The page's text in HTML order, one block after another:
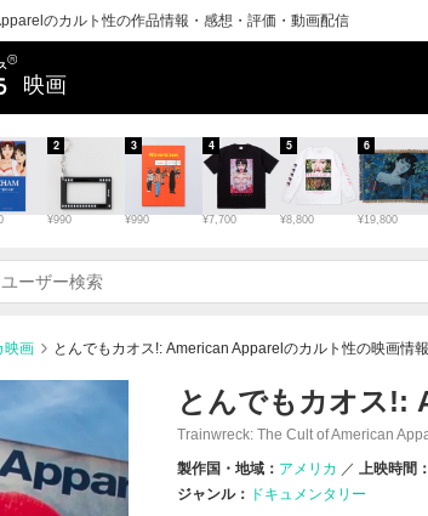
のカルト性の作品情報・感想・評価・動画配信
映画
¥990
2
¥990
3
¥7,700
4
¥8,800
5
¥19,800
6
映画 とんでもカオス!: American Apparelのカルト性の映画情
とんでもカオス!:
Trainwreck: The Cult of American
製作国・地域： アメリカ
上映時間
ジャンル： ドキュメンタリー